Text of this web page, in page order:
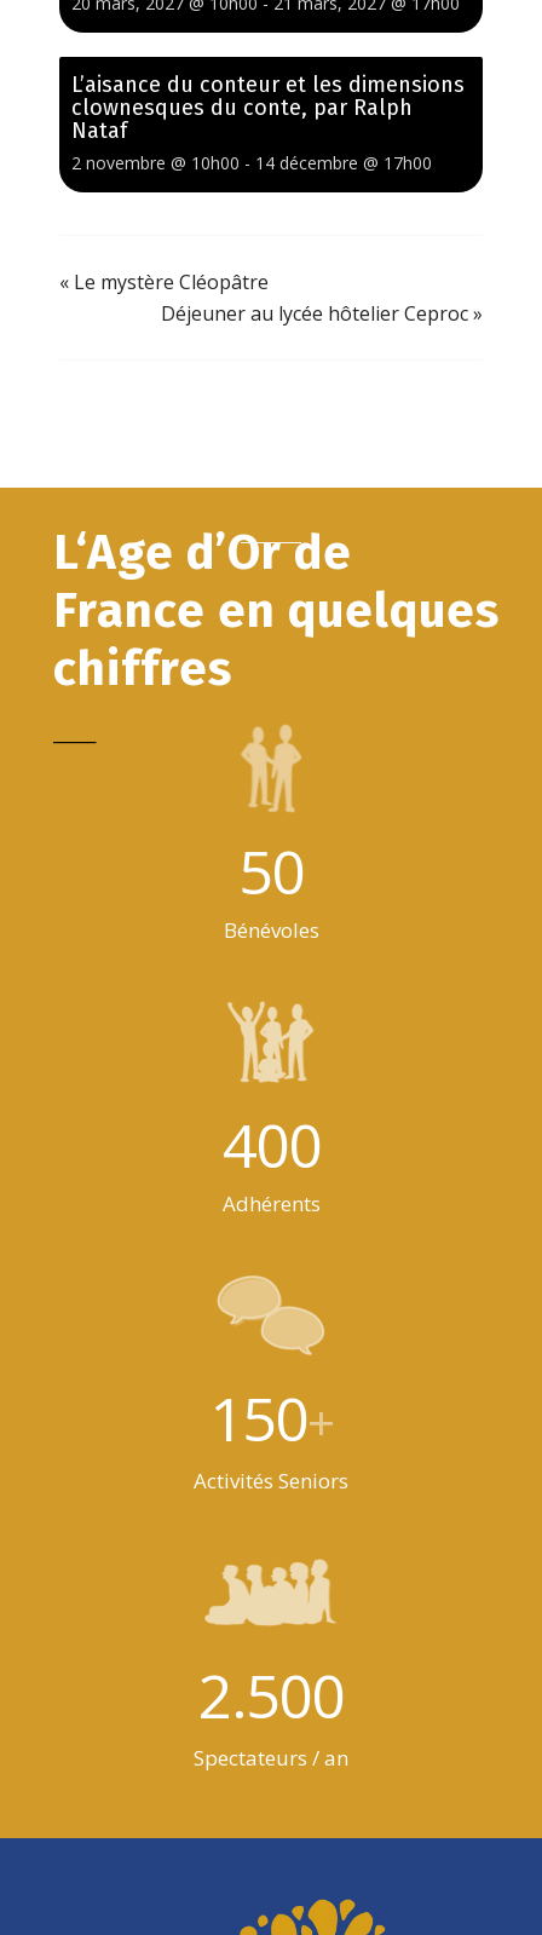
L’aisance du conteur et les dimensions
clownesques du conte, par Ralph
Nataf
2 novembre @ 10h00 - 14 décembre @ 17h00
«Le mystère Cléopâtre
Déjeuner au lycée hôtelier Ceproc»
L‘Age d’Or de
France en quelques
chiffres
50
Bénévoles
400
Adhérents
150+
Activités Seniors
2.500
Spectateurs / an